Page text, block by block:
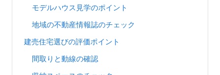
モデルハウス見学のポイント
地域の不動産情報誌のチェック
建売住宅選びの評価ポイント
間取りと動線の確認